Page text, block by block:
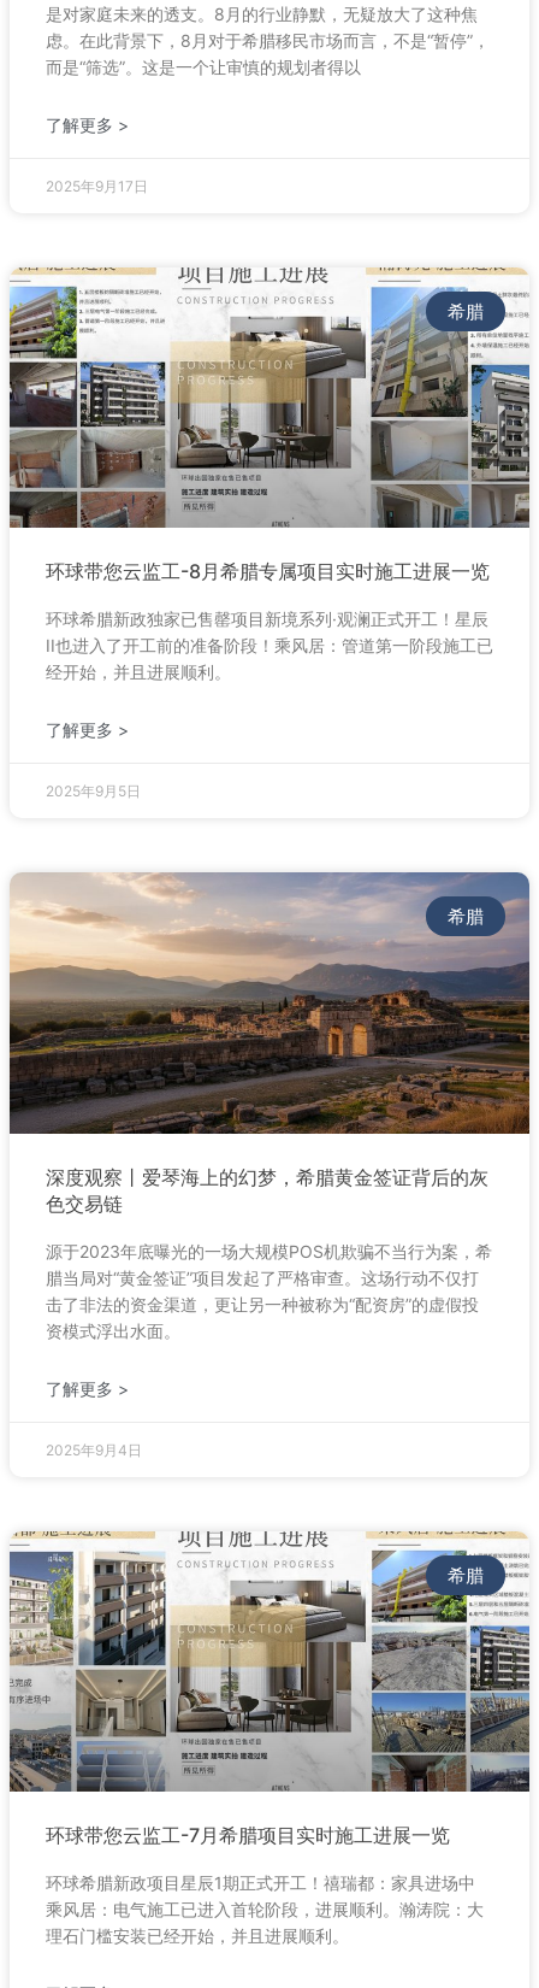
是对家庭未来的透支。8月的行业静默，无疑放大了这种焦
虑。在此背景下，8月对于希腊移民市场而言，不是“暂停”，
而是“筛选”。这是一个让审慎的规划者得以
了解更多 >
2025年9月17日
希腊
环球带您云监工-8月希腊专属项目实时施工进展一览
环球希腊新政独家已售罄项目新境系列·观澜正式开工！星辰
II也进入了开工前的准备阶段！乘风居：管道第一阶段施工已
经开始，并且进展顺利。
了解更多 >
2025年9月5日
希腊
深度观察丨爱琴海上的幻梦，希腊黄金签证背后的灰
色交易链
源于2023年底曝光的一场大规模POS机欺骗不当行为案，希
腊当局对“黄金签证”项目发起了严格审查。这场行动不仅打
击了非法的资金渠道，更让另一种被称为“配资房”的虚假投
资模式浮出水面。
了解更多 >
2025年9月4日
希腊
环球带您云监工-7月希腊项目实时施工进展一览
环球希腊新政项目星辰1期正式开工！禧瑞都：家具进场中
乘风居：电气施工已进入首轮阶段，进展顺利。瀚涛院：大
理石门槛安装已经开始，并且进展顺利。